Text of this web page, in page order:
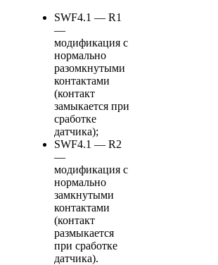
SWF4.1 — R1
—
модификация с
нормально
разомкнутыми
контактами
(контакт
замыкается при
сработке
датчика);
SWF4.1 — R2
—
модификация с
нормально
замкнутыми
контактами
(контакт
размыкается
при сработке
датчика).